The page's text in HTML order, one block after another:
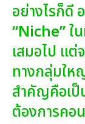
อย่างไรก็ดี
“Niche”ใ
เสมอไป แต่
ทางกลุ่มให
สำคัญคือเ
ต้องการคอ